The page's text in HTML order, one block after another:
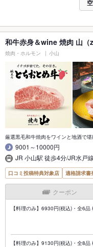
和牛赤身＆wine 焼肉 山（
焼肉・ホルモン 小山
厳選黒毛和牛焼肉をワインと地酒で
9001～10000円
JR 小山駅 徒歩4分/JR水戸
口コミ投稿特典対象店 適格請求書
クーポン
【料理のみ】6930円(税込)・全6
【料理のみ】9130円(税込)・全8